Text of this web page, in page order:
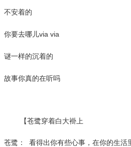
不安着的
你要去哪儿via via
谜一样的沉着的
故事你真的在听吗
【苍鹭穿着白大褂上
苍鹭： 看得出你有些心事，在你的生活